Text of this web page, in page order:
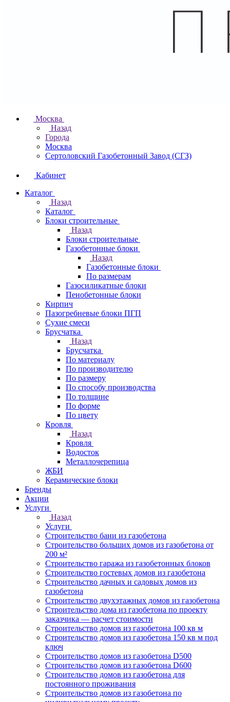
Москва
Назад
Города
Москва
Сертоловский Газобетонный Завод (СГЗ)
Кабинет
Каталог
Назад
Каталог
Блоки строительные
Назад
Блоки строительные
Газобетонные блоки
Назад
Газобетонные блоки
По размерам
Газосиликатные блоки
Пенобетонные блоки
Кирпич
Пазогребневые блоки ПГП
Сухие смеси
Брусчатка
Назад
Брусчатка
По материалу
По производителю
По размеру
По способу производства
По толщине
По форме
По цвету
Кровля
Назад
Кровля
Водосток
Металлочерепица
ЖБИ
Керамические блоки
Бренды
Акции
Услуги
Назад
Услуги
Строительство бани из газобетона
Строительство больших домов из газобетона от
200 м²
Строительство гаража из газобетонных блоков
Строительство гостевых домов из газобетона
Строительство дачных и садовых домов из
газобетона
Строительство двухэтажных домов из газобетона
Строительство дома из газобетона по проекту
заказчика — расчет стоимости
Строительство домов из газобетона 100 кв м
Строительство домов из газобетона 150 кв м под
ключ
Строительство домов из газобетона D500
Строительство домов из газобетона D600
Строительство домов из газобетона для
постоянного проживания
Строительство домов из газобетона по